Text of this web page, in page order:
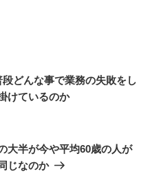
どんな事で業務の失敗をし
けているのか
大半が今や平均60歳の人が
じなのか